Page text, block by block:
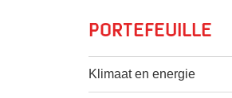
Portefeuille
Klimaat en energie